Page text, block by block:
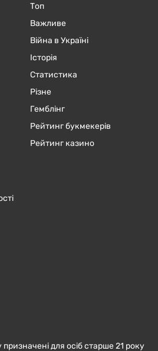
Топ
Важливе
Війна в Україні
Історія
Статистика
Різне
Гемблінг
Рейтинг букмекерів
Рейтинг казино
для осіб старше 21 року